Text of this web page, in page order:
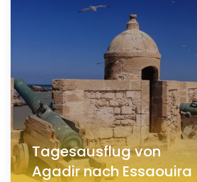
Tagesausflug von
Agadir nach Essaouira